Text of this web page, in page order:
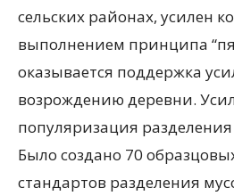
сельских районах, усилен
выполнением принципа
оказывается поддержка
возрождению деревни.
популяризация
Было создано 70
стандартов разделения